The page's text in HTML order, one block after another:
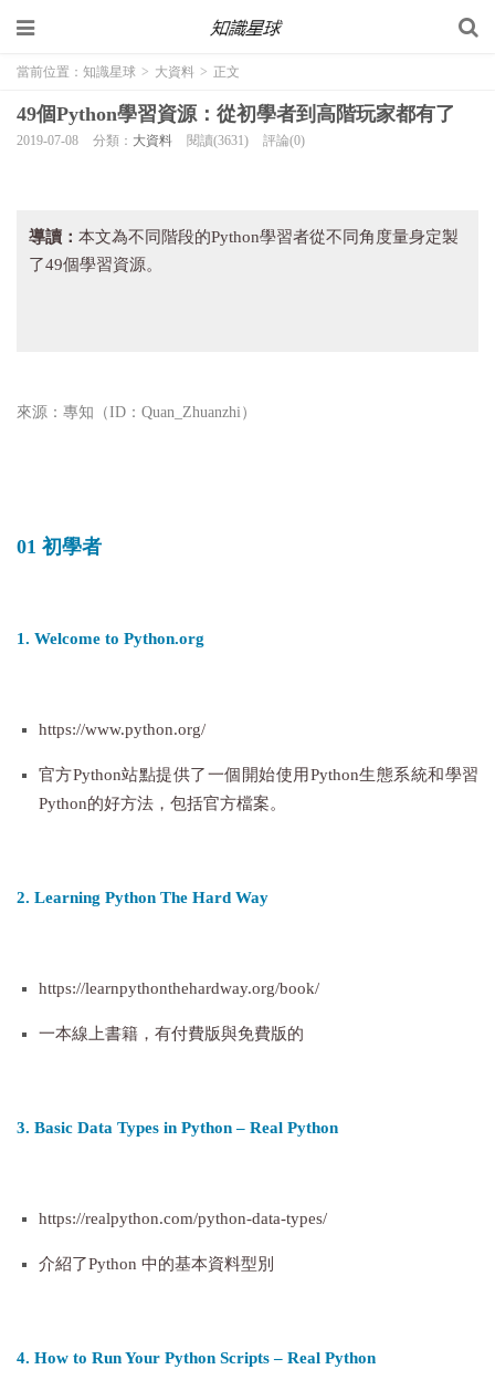
當前位置： 知識星球 > 大資料 > 正文
49個Python學習資源：從初學者到高階玩家都有了
2019-07-08 分類： 大資料 閱讀(3631) 評論(0)
導讀： 本文為不同階段的Python學習者從不同角度量身定製
了49個學習資源。
來源：專知（ID：Quan_Zhuanzhi）
01 初學者
1. Welcome to Python.org
https://www.python.org/
官方Python站點提供了一個開始使用Python生態系統和學習
Python的好方法，包括官方檔案。
2. Learning Python The Hard Way
https://learnpythonthehardway.org/book/
一本線上書籍，有付費版與免費版的
3. Basic Data Types in Python – Real Python
https://realpython.com/python-data-types/
介紹了Python 中的基本資料型別
4. How to Run Your Python Scripts – Real Python